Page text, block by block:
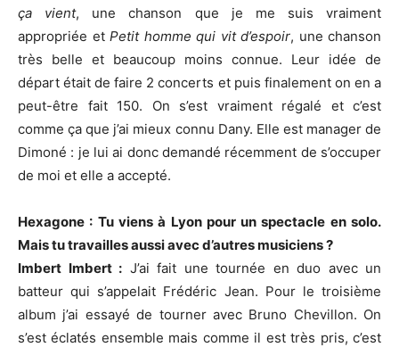
ça vient, une chanson que je me suis vraiment
appropriée et Petit homme qui vit d’espoir, une chanson
très belle et beaucoup moins connue. Leur idée de
départ était de faire 2 concerts et puis finalement on en a
peut-être fait 150. On s’est vraiment régalé et c’est
comme ça que j’ai mieux connu Dany. Elle est manager de
Dimoné : je lui ai donc demandé récemment de s’occuper
de moi et elle a accepté.
Hexagone : Tu viens à Lyon pour un spectacle en solo.
Mais tu travailles aussi avec d’autres musiciens ?
Imbert Imbert : J’ai fait une tournée en duo avec un
batteur qui s’appelait Frédéric Jean. Pour le troisième
album j’ai essayé de tourner avec Bruno Chevillon. On
s’est éclatés ensemble mais comme il est très pris, c’est